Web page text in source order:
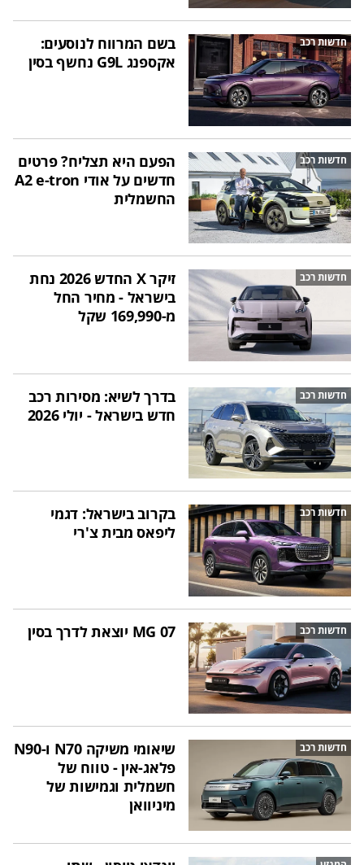
חדשות רכב
בשם המרווח לנוסעים:
אקספנג G9L נחשף בסין
חדשות רכב
הפעם היא תצליח? פרטים
חדשים על אודי A2 e-tron
החשמלית
חדשות רכב
זיקר X החדש 2026 נחת
בישראל - מחיר החל
מ-169,990 שקל
חדשות רכב
בדרך לשיא: מסירות רכב
חדש בישראל - יולי 2026
חדשות רכב
בקרוב בישראל: דגמי
ליפאס מבית צ'רי
חדשות רכב MG 07 יוצאת לדרך בסין
חדשות רכב
שיאומי משיקה N70 ו-N90
פלאג-אין - טווח של
חשמלית וגמישות של
מיניוואן